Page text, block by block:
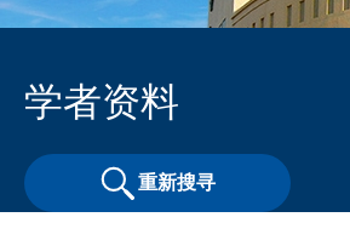
学者资料
重新搜寻